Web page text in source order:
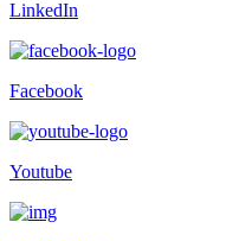
LinkedIn
Facebook
Youtube